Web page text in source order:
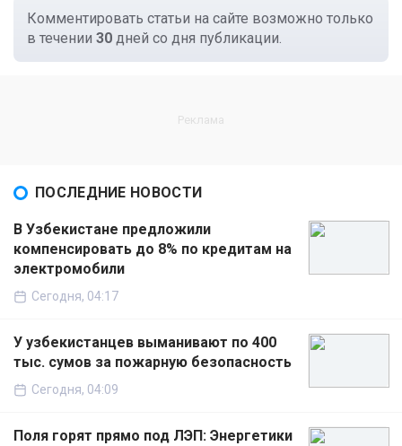
Комментировать статьи на сайте возможно только
в течении 30 дней со дня публикации.
ПОСЛЕДНИЕ НОВОСТИ
В Узбекистане предложили
компенсировать до 8% по кредитам на
электромобили
Сегодня, 04:17
У узбекистанцев выманивают по 400
тыс. сумов за пожарную безопасность
Сегодня, 04:09
Поля горят прямо под ЛЭП: Энергетики